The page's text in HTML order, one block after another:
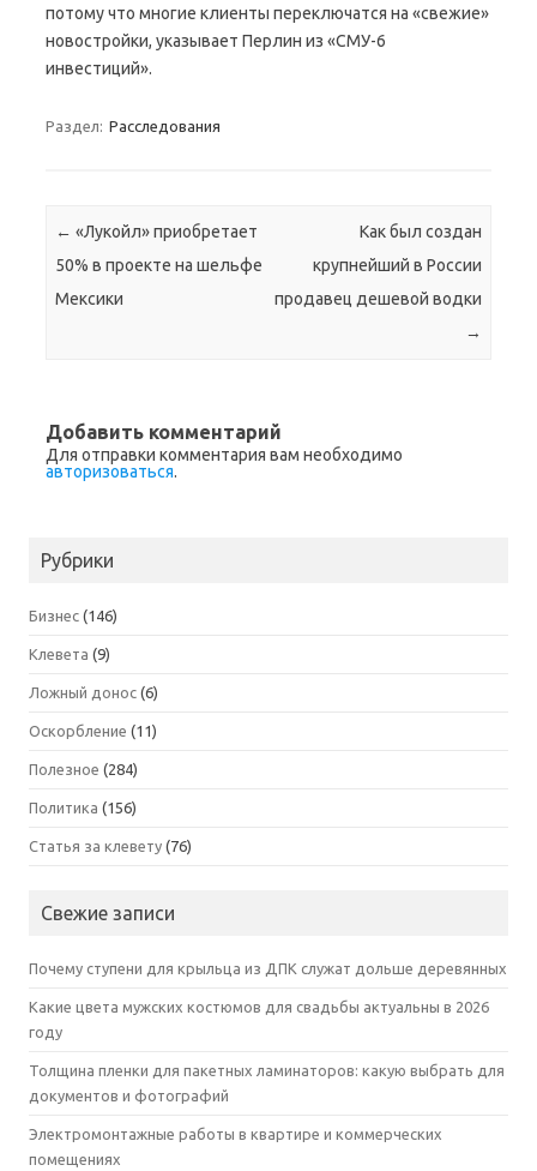
потому что многие клиенты переключатся на «свежие»
новостройки, указывает Перлин из «СМУ-6
инвестиций».
Раздел: Расследования
Навигация по записям
← «Лукойл» приобретает
50% в проекте на шельфе
Мексики
Как был создан
крупнейший в России
продавец дешевой водки
→
Добавить комментарий
Для отправки комментария вам необходимо
авторизоваться.
Рубрики
Бизнес (146)
Клевета (9)
Ложный донос (6)
Оскорбление (11)
Полезное (284)
Политика (156)
Статья за клевету (76)
Свежие записи
Почему ступени для крыльца из ДПК служат дольше деревянных
Какие цвета мужских костюмов для свадьбы актуальны в 2026
году
Толщина пленки для пакетных ламинаторов: какую выбрать для
документов и фотографий
Электромонтажные работы в квартире и коммерческих
помещениях